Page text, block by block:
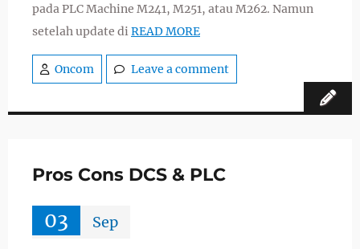
pada PLC Machine M241, M251, atau M262. Namun
setelah update diREAD MORE
Oncom Leave a comment
Pros Cons DCS & PLC
03 Sep